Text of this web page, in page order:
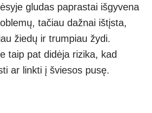
gludas paprastai išgyvena
tačiau dažnai ištįsta,
žiedų ir trumpiau žydi.
taip pat didėja rizika, kad
ar linkti į šviesos pusę.